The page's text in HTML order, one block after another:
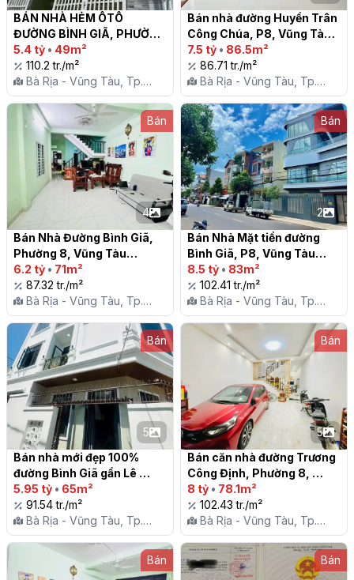
BÁN NHÀ HẺM ÔTÔ
ĐƯỜNG BÌNH GIÃ, PHƯỜNG
8, VŨNG TÀU
5.4 tỷ • 49m²
110.2 tr./m²
Bà Rịa - Vũng Tàu, Tp.
Vũng Tàu, P. 8
Bán nhà đường Huyền Trân
Công Chúa, P8, Vũng Tàu
7.5 tỷ • 86.5m²
86.71 tr./m²
Bà Rịa - Vũng Tàu, Tp.
Vũng Tàu, P. 8
Bán
4
Bán Nhà Đường Bình Giã,
Phường 8, Vũng Tàu
6.2 tỷ • 71m²
87.32 tr./m²
Bà Rịa - Vũng Tàu, Tp.
Vũng Tàu, P. 8
Bán
2
Bán Nhà Mặt tiền đường
Bình Giã, P8, Vũng Tàu
8.5 tỷ • 83m²
102.41 tr./m²
Bà Rịa - Vũng Tàu, Tp.
Vũng Tàu, P. 8
Bán
5
Bán nhà mới đẹp 100%
đường Bình Giã gần Lê
Hồng Phong, P8, Trung
tâm Vũng tàu
5.95 tỷ • 65m²
91.54 tr./m²
Bà Rịa - Vũng Tàu, Tp.
Vũng Tàu, P. 8
Bán
5
Bán căn nhà đường Trương
Công Định, Phường 8,
Vũng Tàu, hẻm ô tô 16 chỗ
8 tỷ • 78.1m²
102.43 tr./m²
Bà Rịa - Vũng Tàu, Tp.
Vũng Tàu, P. 8
Bán
Bán